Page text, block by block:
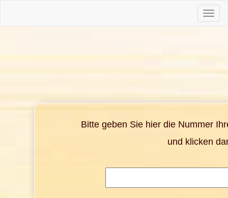
Toggle
Bitte geben Sie hier die Nummer
und klicken